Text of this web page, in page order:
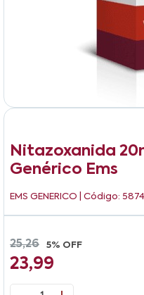
Nitazoxanida
Genérico Ems
EMS GENERICO | Código:
25,26 5% OFF
23,99